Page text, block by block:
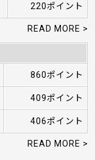
220ポイント
READ MORE >
860ポイント
409ポイント
406ポイント
READ MORE >